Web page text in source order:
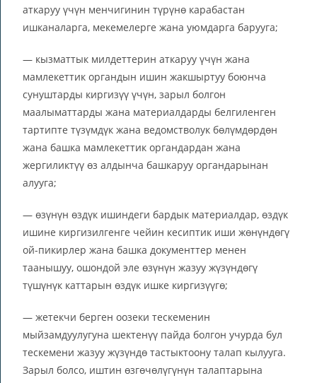
аткаруу үчүн менчигинин түрүнө карабастан
ишканаларга, мекемелерге жана уюмдарга барууга;
— кызматтык милдеттерин аткаруу үчүн жана
мамлекеттик органдын ишин жакшыртуу боюнча
сунуштарды киргизүү үчүн, зарыл болгон
маалыматтарды жана материалдарды белгиленген
тартипте түзүмдүк жана ведомстволук бөлүмдөрдөн
жана башка мамлекеттик органдардан жана
жергиликтүү өз алдынча башкаруу органдарынан
алууга;
— өзүнүн өздүк ишиндеги бардык материалдар, өздүк
ишине киргизилгенге чейин кесиптик иши жөнүндөгү
ой-пикирлер жана башка документтер менен
таанышуу, ошондой эле өзүнүн жазуу жүзүндөгү
түшүнүк каттарын өздүк ишке киргизүүгө;
— жетекчи берген оозеки тескеменин
мыйзамдуулугуна шектенүү пайда болгон учурда бул
тескемени жазуу жүзүндө тастыктоону талап кылууга.
Зарыл болсо, иштин өзгөчөлүгүнүн талаптарына